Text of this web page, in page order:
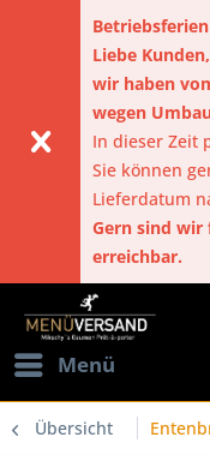
Betriebsferien
Liebe Kunden,
wir haben
wegen
In dieser Zeit
Sie können
Lieferdatum
Gern sind
erreichbar.
Menü
Übersicht